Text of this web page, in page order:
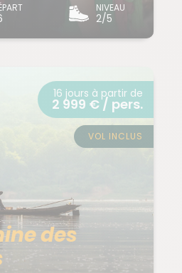
NIVEAU
2/5
des
16 jours à partir de
2 999 € / pers.
VOL INCLUS